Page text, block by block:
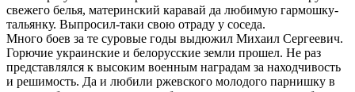
свежего белья, материнский каравай да любимую гармошку-
тальянку. Выпросил-таки свою отраду у соседа.
Много боев за те суровые годы выдюжил Михаил Сергеевич.
Горючие украинские и белорусские земли прошел. Не раз
представлялся к высоким военным наградам за находчивость
и решимость. Да и любили ржевского молодого парнишку в